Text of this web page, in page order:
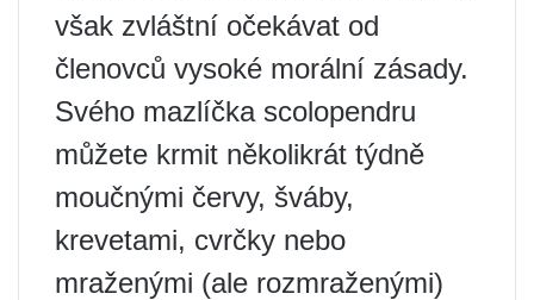
však zvláštní očekávat od
členovců vysoké morální zásady.
Svého mazlíčka scolopendru
můžete krmit několikrát týdně
moučnými červy, šváby,
krevetami, cvrčky nebo
mraženými (ale rozmraženými)